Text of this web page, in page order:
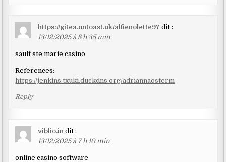
https://gitea.ontoast.uk/alfienolette97 dit :
13/12/2025 à 8 h 35 min
sault ste marie casino
References:
https://jenkins.txuki.duckdns.org/adriannaosterm
Reply
viblio.in dit :
13/12/2025 à 7 h 10 min
online casino software